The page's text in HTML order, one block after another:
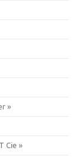
»
Cie »